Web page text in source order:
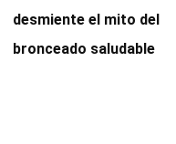
desmiente el mito del
bronceado saludable